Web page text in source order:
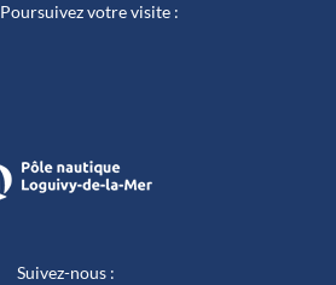
Poursuivez votre visite :
Suivez-nous :